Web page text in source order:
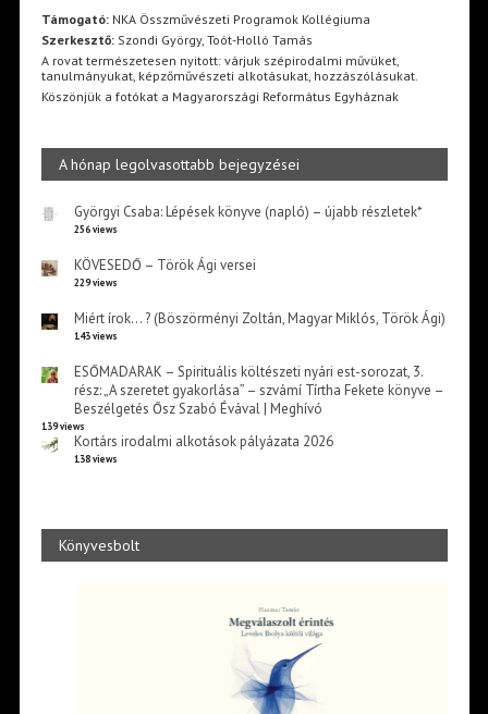
Támogató:NKA Összművészeti Programok Kollégiuma
Szerkesztő:Szondi György, Toót-Holló Tamás
A rovat természetesen nyitott: várjuk szépirodalmi művüket,
tanulmányukat, képzőművészeti alkotásukat, hozzászólásukat.
Köszönjük a fotókat a Magyarországi Református Egyháznak
A hónap legolvasottabb bejegyzései
Györgyi Csaba: Lépések könyve (napló) – újabb részletek*
256 views
KÖVESEDŐ – Török Ági versei
229 views
Miért írok… ? (Böszörményi Zoltán, Magyar Miklós, Török Ági)
143 views
ESŐMADARAK – Spirituális költészeti nyári est-sorozat, 3.
rész: „A szeretet gyakorlása” – szvámí Tírtha Fekete könyve –
Beszélgetés Ősz Szabó Évával | Meghívó
139 views
Kortárs irodalmi alkotások pályázata 2026
138 views
Könyvesbolt